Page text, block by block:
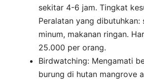
sekitar 4-6 jam. Tingkat
Peralatan yang dibutuhkan:
minum, makanan ringan.
25.000 per orang.
Birdwatching: Mengamati
burung di hutan mangrove